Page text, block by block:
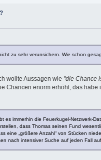
zu sehr verunsichern. Wie schon
wollte Aussagen wie "die Chance
Chancen enorm erhöht, das
immerhin die Feuerkugel-Netzwerk-
dass Thomas seinen Fund
eine „größere Anzahl“ von Stücken
nach intensiver Suche auf jeden Fall